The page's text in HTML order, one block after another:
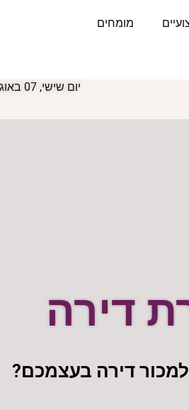
מומחים
יום שישי, 07 באוגוסט 2026
דירה בעצמכם?